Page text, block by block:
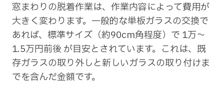
窓まわりの脱着作業は、作業内容によって費用が
大きく変わります。一般的な単板ガラスの交換で
あれば、標準サイズ（約90cm角程度）で 1万〜
1.5万円前後 が目安とされています。これは、既
存ガラスの取り外しと新しいガラスの取り付けま
でを含んだ金額です。